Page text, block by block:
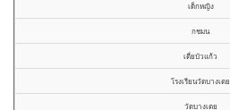
เด็กหญิง
กชมน
เตี่ยบัวแก้ว
โรงเรียนวัดบางเตย
วัดบางเตย